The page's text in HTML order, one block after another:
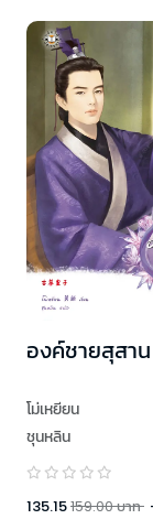
องค์ชายสุสาน
โม่เหยียน
ชุนหลิน
135.15159.00บาท